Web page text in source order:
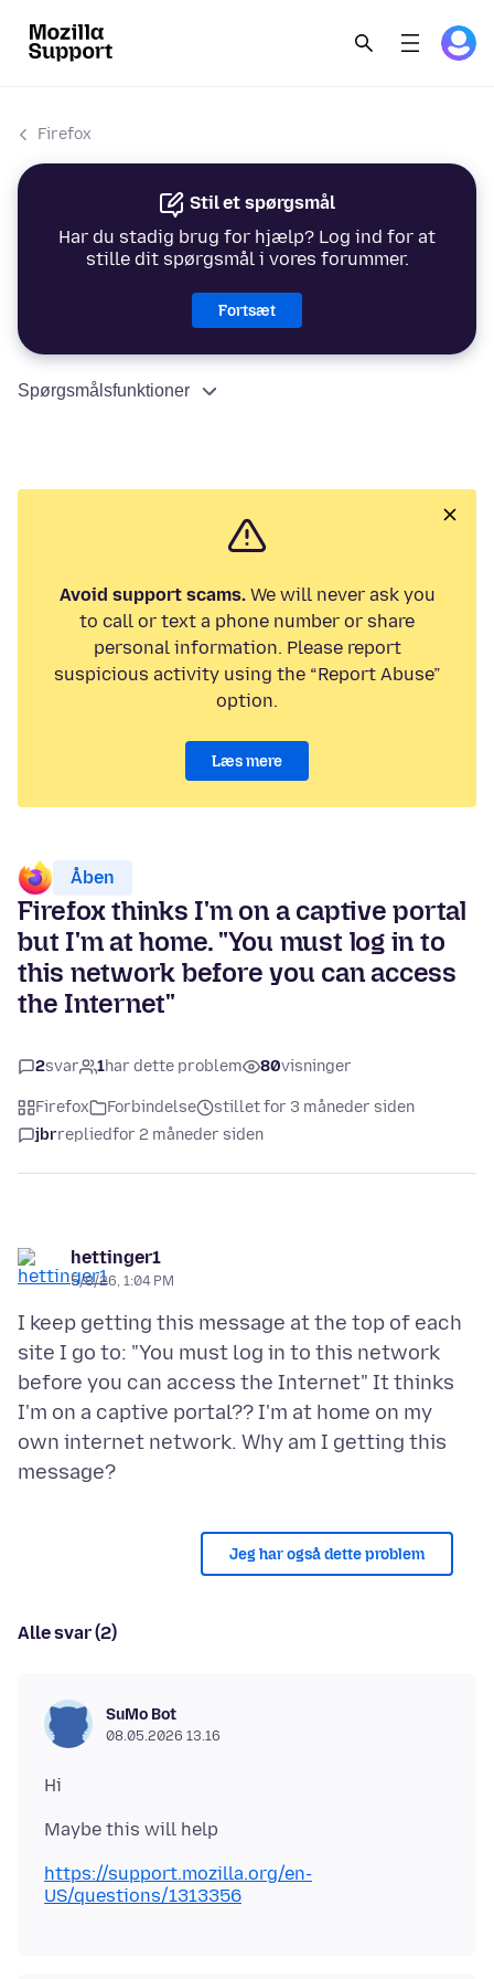
Firefox
Stil et spørgsmål
Har du stadig brug for hjælp? Log ind for at
stille dit spørgsmål i vores forummer.
Fortsæt
Spørgsmålsfunktioner
Avoid support scams.We will never ask you
to call or text a phone number or share
personal information. Please report
suspicious activity using the “Report Abuse”
option.
Læs mere
Åben
Firefox thinks I'm on a captive portal
but I'm at home. "You must log in to
this network before you can access
the Internet"
2svar 1har dette problem 80visninger
Firefox Forbindelse
stillet for 3 måneder siden
jbrrepliedfor 2 måneder siden
hettinger1
5/8/26, 1:04 PM
I keep getting this message at the top of each
site I go to: "You must log in to this network
before you can access the Internet" It thinks
I'm on a captive portal?? I'm at home on my
own internet network. Why am I getting this
Jeg har også dette problem
Alle svar (2)
SuMo Bot
08.05.2026 13.16
https://support.mozilla.org/en-
US/questions/1313356